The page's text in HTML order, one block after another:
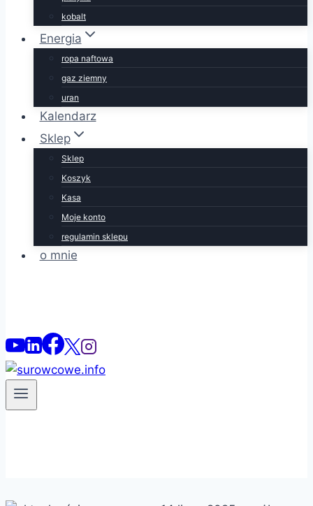
kobalt
Energia
ropa naftowa
gaz ziemny
uran
Kalendarz
Sklep
Sklep
Koszyk
Kasa
Moje konto
regulamin sklepu
o mnie